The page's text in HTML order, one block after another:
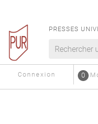
PRESSES
Connexion 0